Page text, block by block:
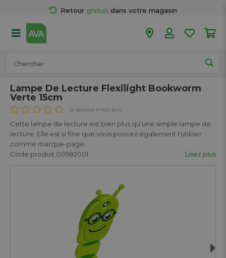
Retour gratuit dans votre magasin
Commandé avant 18h en semaine,
expédié aujourd’hui.
Lampe De Lecture Flexilight Bookworm
Verte 15cm
Je donne mon avis
Cette lampe de lecture est bien plus qu'une simple lampe de
lecture. Elle est si fine que vous pouvez également l'utiliser
comme marque-page.
Code produit 00982001
Lisez plus